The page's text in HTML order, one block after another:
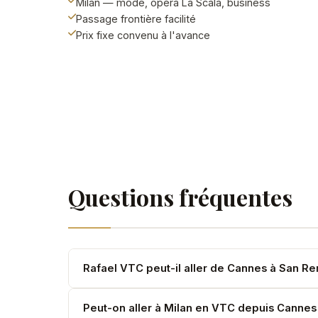
Milan — mode, opéra La Scala, business
Passage frontière facilité
Prix fixe convenu à l'avance
Questions fréquentes
Rafael VTC peut-il aller de Cannes à San
Oui. San Remo est à environ 45 minutes depuis
Peut-on aller à Milan en VTC depuis Cannes